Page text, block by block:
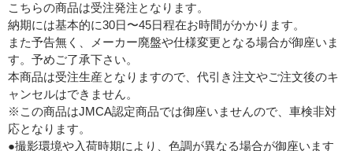
こちらの商品は受注発注となります。
納期には基本的に30日〜45日程在お時間がかかります。
また予告無く、メーカー廃盤や仕様変更となる場合が御座いま
す。予めご了承下さい。
本商品は受注生産となりますので、代引き注文やご注文後のキ
ャンセルはできません。
※この商品はJMCA認定商品では御座いませんので、車検非対
応となります。
●撮影環境や入荷時期により、色調が異なる場合が御座います